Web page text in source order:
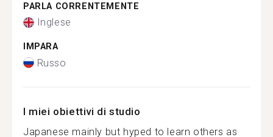
PARLA CORRENTEMENTE
Inglese
IMPARA
Russo
I miei obiettivi di studio
Japanese mainly but hyped to learn others as